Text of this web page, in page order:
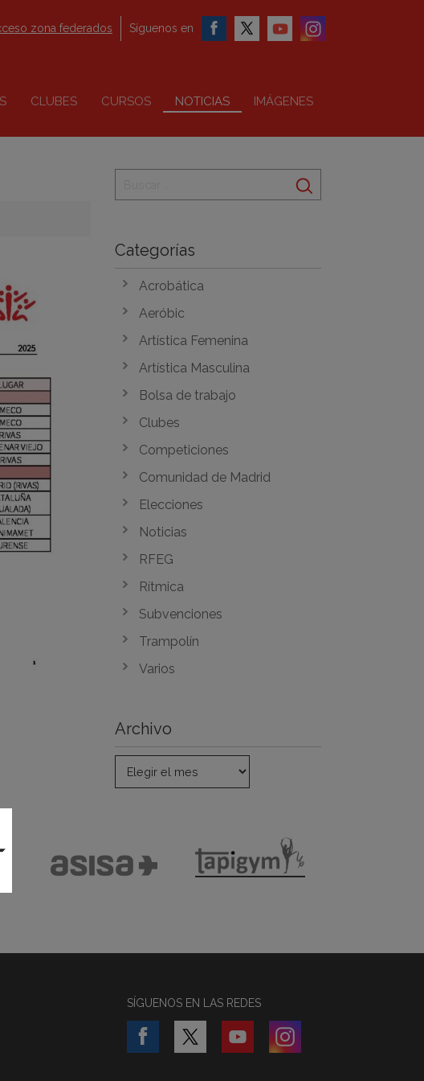
CLUBES CURSOS NOTICIAS IMÁGENES
zona federados Síguenos en
Categorías
Acrobática
Aeróbic
Artística Femenina
Artística Masculina
Bolsa de trabajo
Clubes
Competiciones
Comunidad de Madrid
Elecciones
Noticias
RFEG
Rítmica
Subvenciones
Trampolín
Varios
Archivo
SÍGUENOS EN LAS REDES